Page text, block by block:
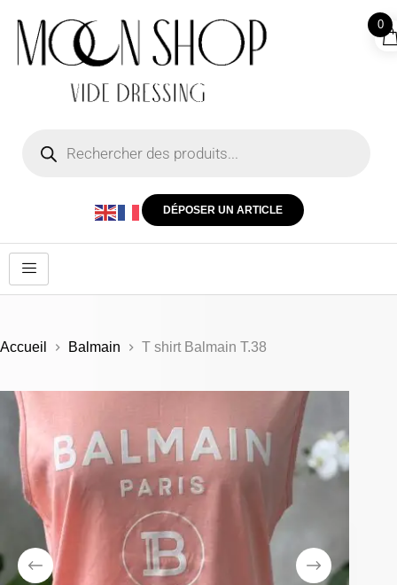
DÉPOSER UN ARTICLE
Accueil Balmain T shirt Balmain T.38
0